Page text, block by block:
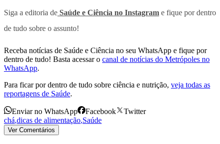
Siga a editoria de Saúde e Ciência no Instagram e fique por dentro
de tudo sobre o assunto!
Receba notícias de Saúde e Ciência no seu WhatsApp e fique por
dentro de tudo! Basta acessar o canal de notícias do Metrópoles no
WhatsApp.
Para ficar por dentro de tudo sobre ciência e nutrição, veja todas as
reportagens de Saúde.
Enviar no WhatsApp Facebook
Twitter
chá,dicas de alimentação,Saúde
Ver Comentários